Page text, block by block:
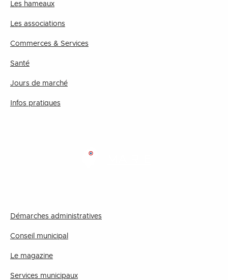
Les hameaux
Les associations
Commerces & Services
Santé
Jours de marché
Infos pratiques
Démarches administratives
Conseil municipal
Le magazine
Services municipaux